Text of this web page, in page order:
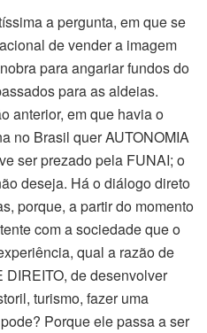
a pergunta, em que se
de vender a imagem
para angariar fundos do
para as aldeias.
anterior, em que havia o
no Brasil quer AUTONOMIA
ser prezado pela FUNAI; o
deseja. Há o diálogo direto
porque, a partir do momento
com a sociedade que o
qual a razão de
DIREITO, de desenvolver
turismo, fazer uma
Porque ele passa a ser